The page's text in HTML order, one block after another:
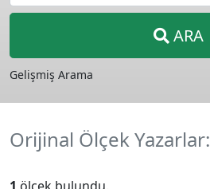
ARA
Gelişmiş Arama
Orijinal Ölçek Yazarlar: